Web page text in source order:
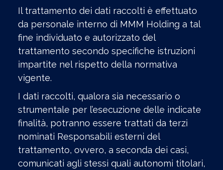
Il trattamento dei dati raccolti è effettuato
da personale interno di MMM Holding a tal
fine individuato e autorizzato del
trattamento secondo specifiche istruzioni
impartite nel rispetto della normativa
vigente.
I dati raccolti, qualora sia necessario o
strumentale per l’esecuzione delle indicate
finalità, potranno essere trattati da terzi
nominati Responsabili esterni del
trattamento, ovvero, a seconda dei casi,
comunicati agli stessi quali autonomi titolari,